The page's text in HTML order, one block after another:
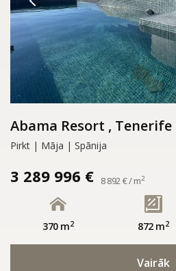
Abama Resort , Tenerife
Pirkt | Māja | Spānija
3 289 996 € 8 892 € / m2
370 m2 872 m2
Vairāk